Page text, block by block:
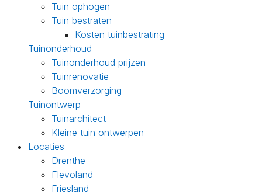
Tuin ophogen
Tuin bestraten
Kosten tuinbestrating
Tuinonderhoud
Tuinonderhoud prijzen
Tuinrenovatie
Boomverzorging
Tuinontwerp
Tuinarchitect
Kleine tuin ontwerpen
Locaties
Drenthe
Flevoland
Friesland